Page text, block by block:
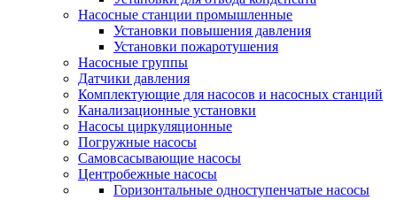
Насосные станции промышленные
Установки повышения давления
Установки пожаротушения
Насосные группы
Датчики давления
Комплектующие для насосов и насосных станций
Канализационные установки
Насосы циркуляционные
Погружные насосы
Самовсасывающие насосы
Центробежные насосы
Горизонтальные одноступенчатые насосы